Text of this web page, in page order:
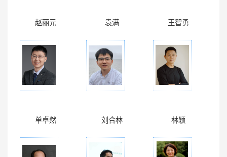
赵丽元 袁满 王智勇
单卓然 刘合林 林颖